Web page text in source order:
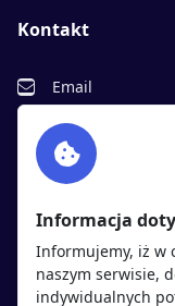
Kontakt
Email
Facebook
Twitter
Informacja
Informujemy, iż w
naszym serwisie,
indywidualnych